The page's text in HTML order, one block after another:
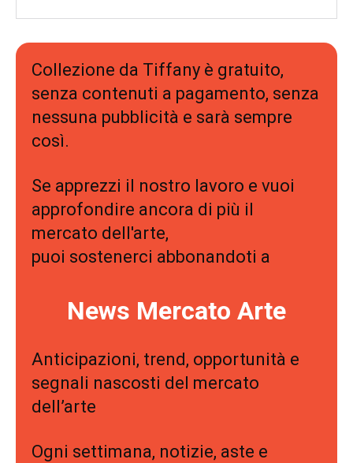
Collezione da Tiffany è gratuito,
senza contenuti a pagamento, senza
nessuna pubblicità e sarà sempre
così.
Se apprezzi il nostro lavoro e vuoi
approfondire ancora di più il
mercato dell'arte,
puoi sostenerci abbonandoti a
News Mercato Arte
Anticipazioni, trend, opportunità e
segnali nascosti del mercato
dell’arte
Ogni settimana, notizie, aste e